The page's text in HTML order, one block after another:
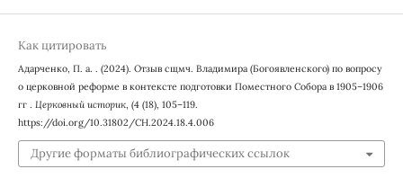
Как цитировать
Адарченко, П. а. . (2024). Отзыв сщмч. Владимира (Богоявленского) по вопросу
о церковной реформе в контексте подготовки Поместного Собора в 1905–1906
гг . Церковный историк, (4 (18), 105–119.
https://doi.org/10.31802/CH.2024.18.4.006
Другие форматы библиографических ссылок